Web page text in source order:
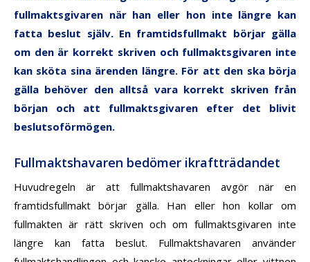
fullmaktsgivaren när han eller hon inte längre kan
fatta beslut själv. En framtidsfullmakt börjar gälla
om den är korrekt skriven och fullmaktsgivaren inte
kan sköta sina ärenden längre. För att den ska börja
gälla behöver den alltså vara korrekt skriven från
början och att fullmaktsgivaren efter det blivit
beslutsoförmögen.
Fullmaktshavaren bedömer ikraftträdandet
Huvudregeln är att fullmaktshavaren avgör när en
framtidsfullmakt börjar gälla. Han eller hon kollar om
fullmakten är rätt skriven och om fullmaktsgivaren inte
längre kan fatta beslut. Fullmaktshavaren använder